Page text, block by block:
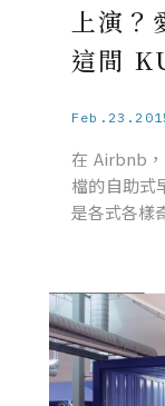
上演
這間
在 Airbnb
檔的自助式
是各式各